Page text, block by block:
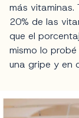
más vitaminas.
20% de las
que el
mismo lo
una gripe y en